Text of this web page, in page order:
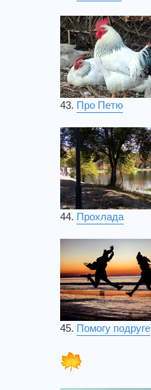
43. Про Петю
44. Прохлада
45. Помогу подруге